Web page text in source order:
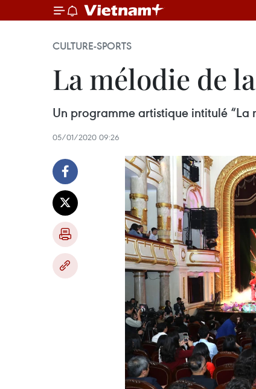
CULTURE-SPORTS
La mélodie de
Un programme artistique intitulé “La
05/01/2020 09:26